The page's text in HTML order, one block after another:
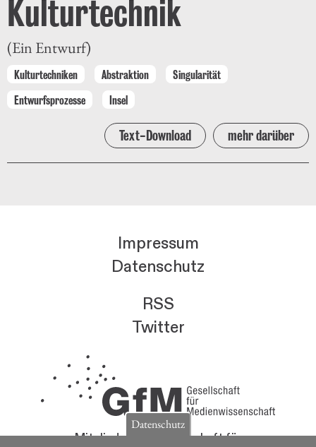
Kulturtechnik
(Ein Entwurf)
Kulturtechniken Abstraktion
Singularität
Entwurfsprozesse
Insel
Text-Download mehr darüber
Impressum
Datenschutz
RSS
Twitter
Mitglieder der Gesellschaft für
Datenschutz